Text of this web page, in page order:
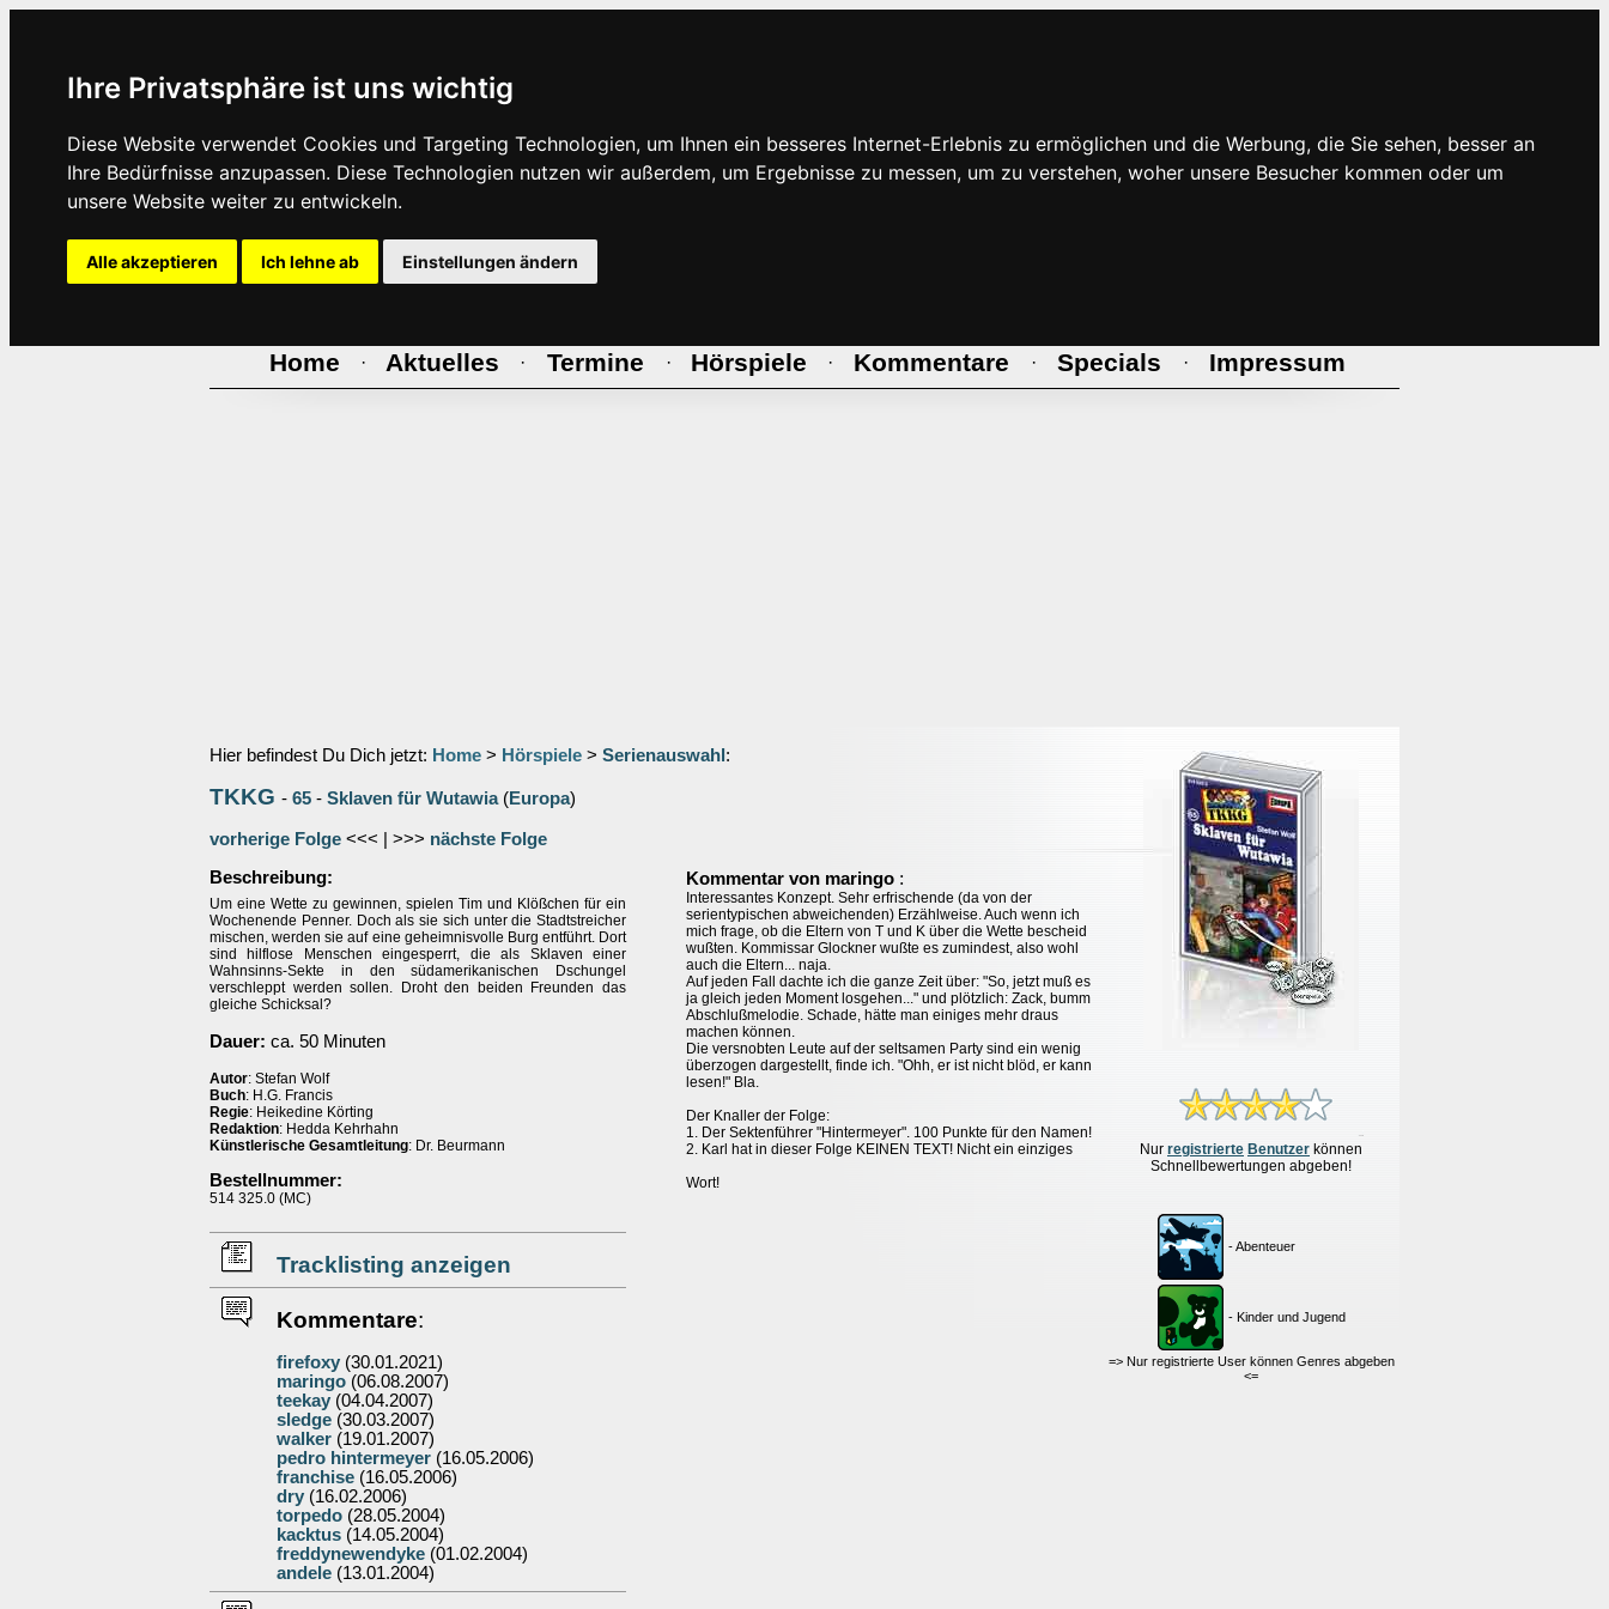
Ihre Privatsphäre ist uns wichtig
Diese Website verwendet Cookies und Targeting Technologien, um Ihnen ein besseres Internet-Erlebnis zu ermöglichen und die Werbung, die Sie sehen, besser an
Ihre Bedürfnisse anzupassen. Diese Technologien nutzen wir außerdem, um Ergebnisse zu messen, um zu verstehen, woher unsere Besucher kommen oder um
unsere Website weiter zu entwickeln.
Alle akzeptieren Ich lehne ab Einstellungen ändern
Home · Aktuelles · Termine · Hörspiele · Kommentare · Specials · Impressum
Hier befindest Du Dich jetzt: Home > Hörspiele > Serienauswahl :
TKKG - 65 - Sklaven für Wutawia(Europa)
vorherige Folge <<< | >>> nächste Folge
Nur registrierte Benutzer können
Schnellbewertungen abgeben!
- Abenteuer
- Kinder und Jugend
=> Nur registrierte User können Genres abgeben
<=
Beschreibung:
Um eine Wette zu gewinnen, spielen Tim und Klößchen für ein
Wochenende Penner. Doch als sie sich unter die Stadtstreicher
mischen, werden sie auf eine geheimnisvolle Burg entführt. Dort
sind hilflose Menschen eingesperrt, die als Sklaven einer
Wahnsinns-Sekte in den südamerikanischen Dschungel
verschleppt werden sollen. Droht den beiden Freunden das
gleiche Schicksal?
Dauer: ca. 50 Minuten
Autor: Stefan Wolf
Buch: H.G. Francis
Regie: Heikedine Körting
Redaktion: Hedda Kehrhahn
Künstlerische Gesamtleitung: Dr. Beurmann
Bestellnummer:
514 325.0 (MC)
Tracklisting anzeigen
Kommentare:
firefoxy (30.01.2021)
maringo (06.08.2007)
teekay (04.04.2007)
sledge (30.03.2007)
walker (19.01.2007)
pedro hintermeyer (16.05.2006)
franchise (16.05.2006)
dry (16.02.2006)
torpedo (28.05.2004)
kacktus (14.05.2004)
freddynewendyke (01.02.2004)
andele (13.01.2004)
Kommentar von maringo :
Interessantes Konzept. Sehr erfrischende (da von der
serientypischen abweichenden) Erzählweise. Auch wenn ich
mich frage, ob die Eltern von T und K über die Wette bescheid
wußten. Kommissar Glockner wußte es zumindest, also wohl
auch die Eltern... naja.
Auf jeden Fall dachte ich die ganze Zeit über: "So, jetzt muß es
ja gleich jeden Moment losgehen..." und plötzlich: Zack, bumm
Abschlußmelodie. Schade, hätte man einiges mehr draus
machen können.
Die versnobten Leute auf der seltsamen Party sind ein wenig
überzogen dargestellt, finde ich. "Ohh, er ist nicht blöd, er kann
lesen!" Bla.
Der Knaller der Folge:
1. Der Sektenführer "Hintermeyer". 100 Punkte für den Namen!
2. Karl hat in dieser Folge KEINEN TEXT! Nicht ein einziges
Wort!